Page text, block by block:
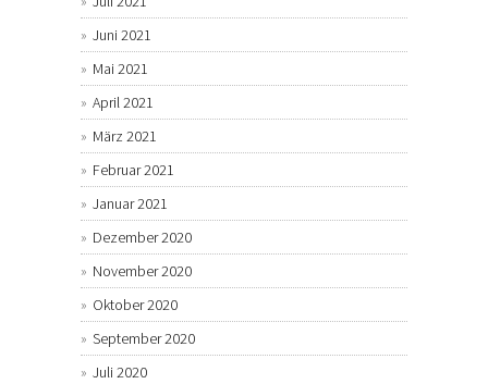
Juni 2021
Mai 2021
April 2021
März 2021
Februar 2021
Januar 2021
Dezember 2020
November 2020
Oktober 2020
September 2020
Juli 2020